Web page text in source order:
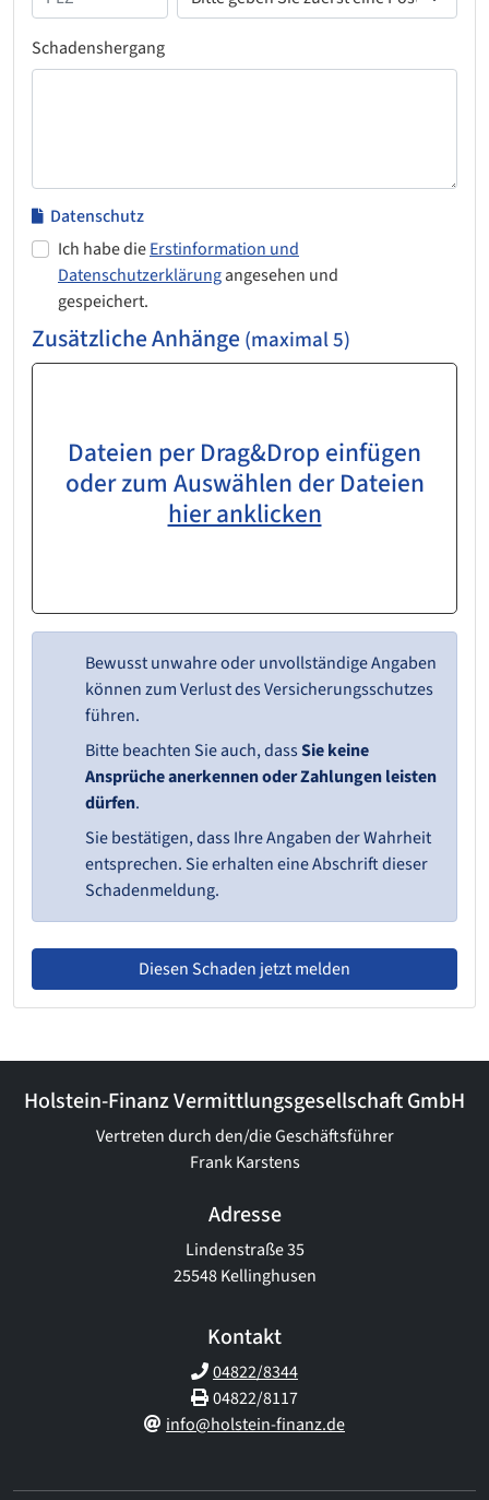
Schadenshergang
Datenschutz
Ich habe dieErstinformation und
Datenschutzerklärungangesehen und
gespeichert.
Zusätzliche Anhänge (maximal 5)
Dateien per Drag&Drop einfügen
oder zum Auswählen der Dateien
hier anklicken
Bewusst unwahre oder unvollständige Angaben
können zum Verlust des Versicherungsschutzes
führen.
Bitte beachten Sie auch, dassSie keine
Ansprüche anerkennen oder Zahlungen leisten
dürfen.
Sie bestätigen, dass Ihre Angaben der Wahrheit
entsprechen. Sie erhalten eine Abschrift dieser
Schadenmeldung.
Diesen Schaden jetzt melden
Holstein-Finanz Vermittlungsgesellschaft GmbH
Vertreten durch den/die Geschäftsführer
Frank Karstens
Adresse
Lindenstraße 35
25548 Kellinghusen
Kontakt
04822/8344
04822/8117
info@holstein-finanz.de